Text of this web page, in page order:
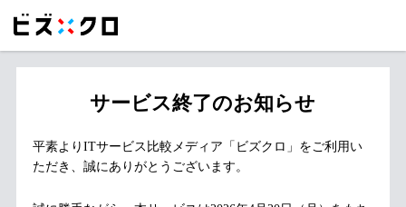
サービス終了のお知らせ
平素よりITサービス比較メディア「ビズクロ」をご利用い
ただき、誠にありがとうございます。